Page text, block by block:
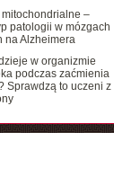
mitochondrialne –
patologii w mózgach
na Alzheimera
w organizmie
podczas zaćmienia
Sprawdzą to uczeni z